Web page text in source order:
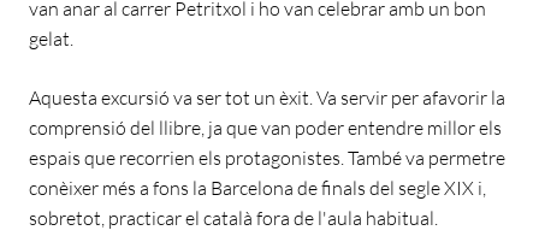
van anar al carrer Petritxol i ho van celebrar amb un bon
gelat.
Aquesta excursió va ser tot un èxit. Va servir per afavorir la
comprensió del llibre, ja que van poder entendre millor els
espais que recorrien els protagonistes. També va permetre
conèixer més a fons la Barcelona de finals del segle XIX i,
sobretot, practicar el català fora de l'aula habitual.